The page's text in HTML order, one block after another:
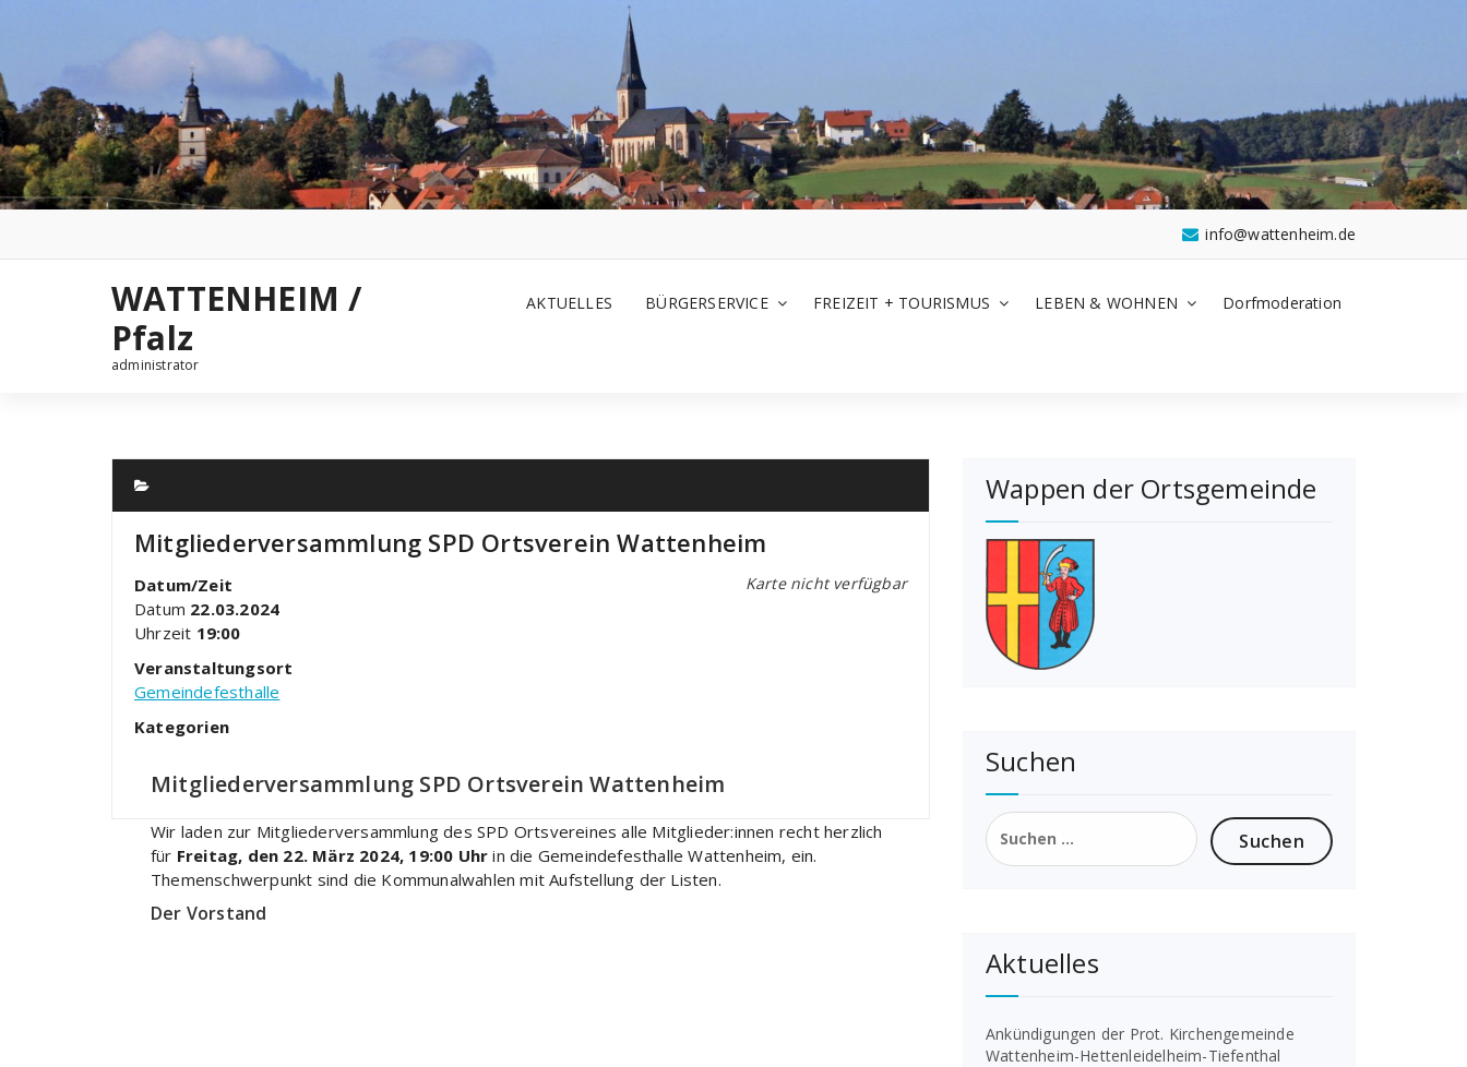
info@wattenheim.de
WATTENHEIM /
Pfalz
administrator
AKTUELLES BÜRGERSERVICE FREIZEIT + TOURISMUS LEBEN & WOHNEN Dorfmoderation
Mitgliederversammlung SPD Ortsverein Wattenheim
Karte nicht verfügbar
Datum/Zeit
Datum 22.03.2024
Uhrzeit 19:00
Veranstaltungsort
Gemeindefesthalle
Kategorien
Mitgliederversammlung SPD Ortsverein Wattenheim
Wir laden zur Mitgliederversammlung des SPD Ortsvereines alle Mitglieder:innen recht herzlich
für Freitag, den 22. März 2024, 19:00 Uhr in die Gemeindefesthalle Wattenheim, ein.
Themenschwerpunkt sind die Kommunalwahlen mit Aufstellung der Listen.
Der Vorstand
Wappen der Ortsgemeinde
Suchen
Suchen
nach:
Aktuelles
Ankündigungen der Prot. Kirchengemeinde
Wattenheim-Hettenleidelheim-Tiefenthal